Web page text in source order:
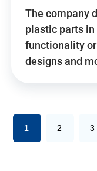
The company
plastic parts
functionality
designs and
1 2 3